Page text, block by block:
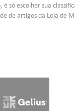
só escolher sua
de artigos da Loja de